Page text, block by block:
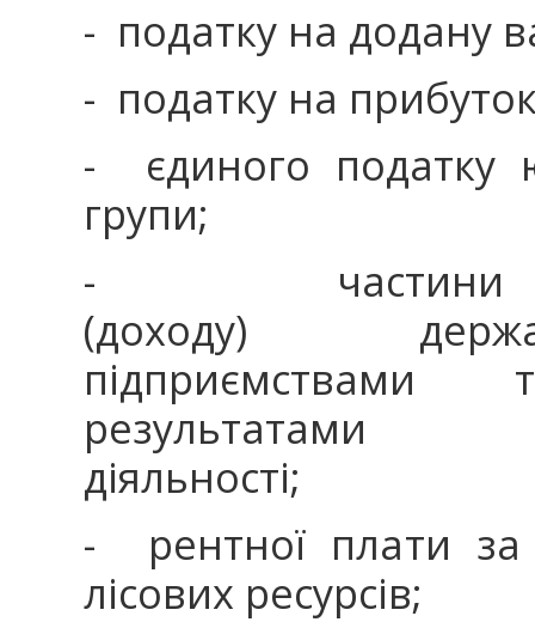
- податку на додану
- податку на
- єдиного податку
групи;
- частини
(доходу)
результатами
діяльності;
- рентної плати за
лісових ресурсів;